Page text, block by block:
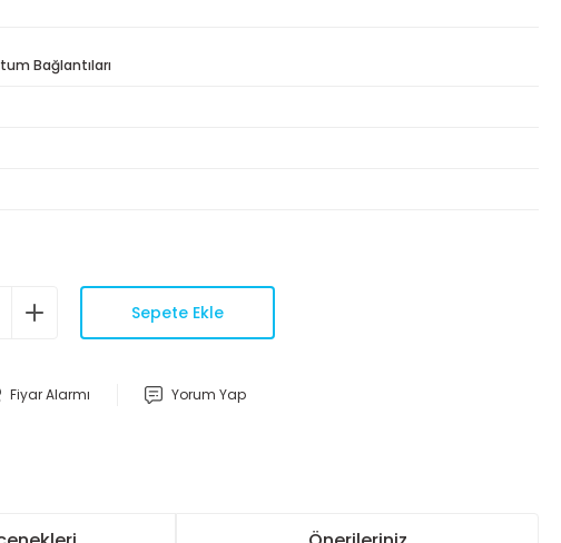
Bağlantıları
Sepete Ekle
Fiyar Alarmı Yorum Yap